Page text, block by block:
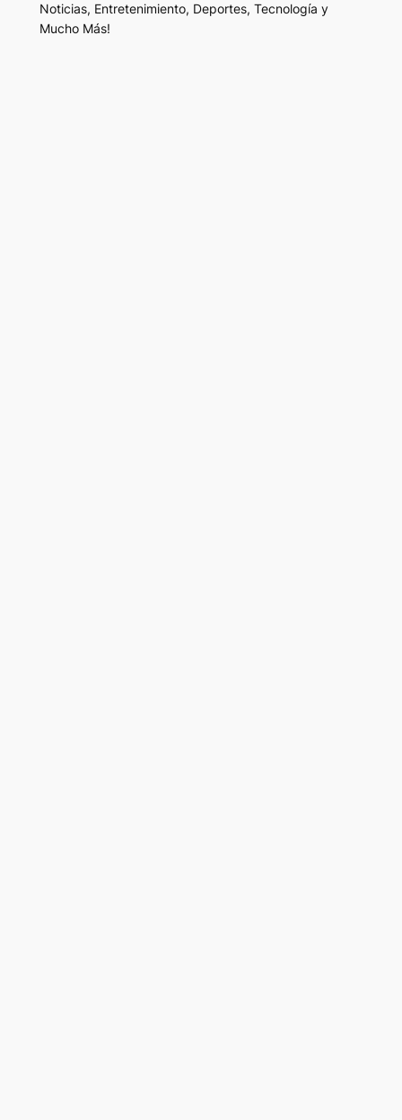
Noticias, Entretenimiento, Deportes, Tecnología y
Mucho Más!